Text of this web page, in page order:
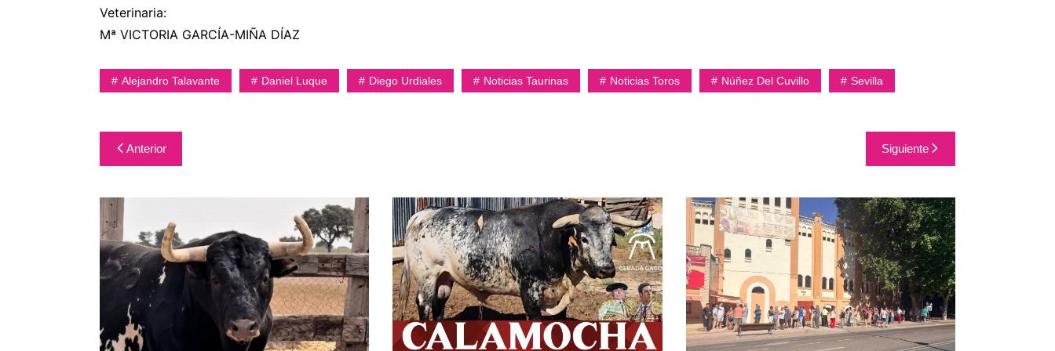
Veterinaria:
Mª VICTORIA GARCÍA-MIÑA DÍAZ
Alejandro Talavante Daniel Luque Diego Urdiales Noticias Taurinas Noticias Toros Núñez Del Cuvillo Sevilla
Navegación
de
entradas
Anterior Siguiente